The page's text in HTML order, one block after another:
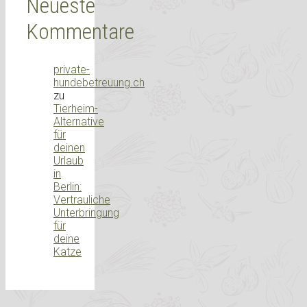
Neueste
Kommentare
private-
hundebetreuung.ch
zu
Tierheim-
Alternative
für
deinen
Urlaub
in
Berlin:
Vertrauliche
Unterbringung
für
deine
Katze